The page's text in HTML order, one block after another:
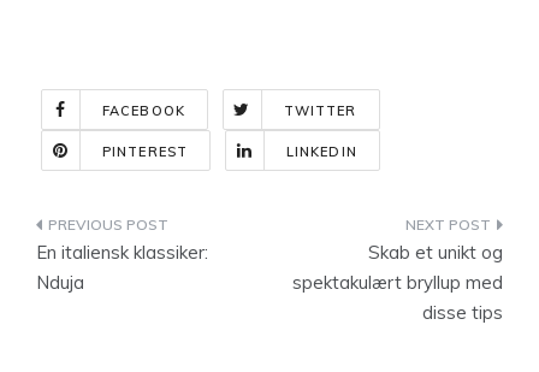
FACEBOOK TWITTER
PINTEREST LINKEDIN
Indlægsnavigation
En italiensk klassiker:
Nduja
Skab et unikt og
spektakulært bryllup med
disse tips